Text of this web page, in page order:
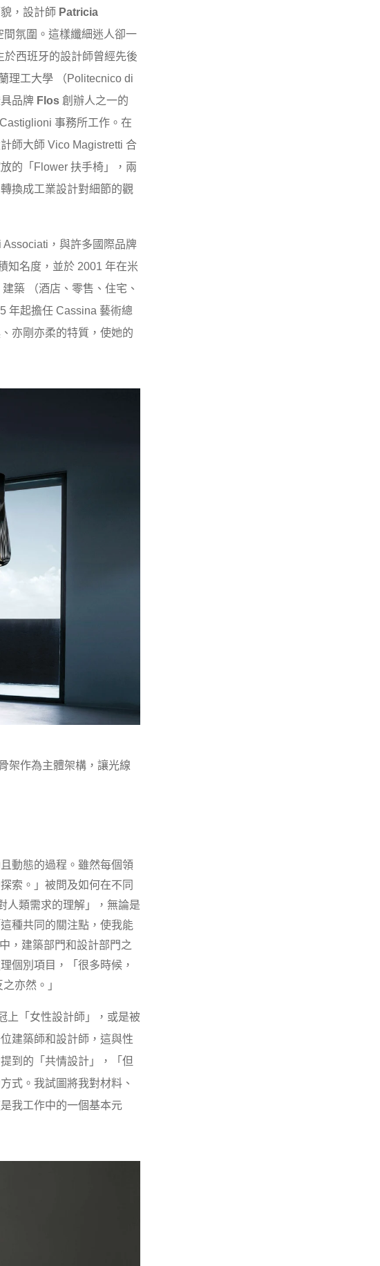
，設計師 Patricia
氛圍。這樣纖細迷人卻一
於西班牙的設計師曾經先後
理工大學 （Politecnico di
品牌 Flos 創辦人之一的
事務所工作。在
師大師 Vico Magistretti 合
的「Flower 扶手椅」，兩
換成工業設計對細節的觀
，與許多國際品牌
知名度，並於 2001 年在米
築 （酒店、零售、住宅、
年起擔任 Cassina 藝術總
亦剛亦柔的特質，使她的
架作為主體架構，讓光線
動態的過程。雖然每個領
索。」被問及如何在不同
人類需求的理解」，無論是
種共同的關注點，使我能
，建築部門和設計部門之
個別項目，「很多時候，
亦然。」
上「女性設計師」，或是被
建築師和設計師，這與性
到的「共情設計」，「但
式。我試圖將我對材料、
我工作中的一個基本元